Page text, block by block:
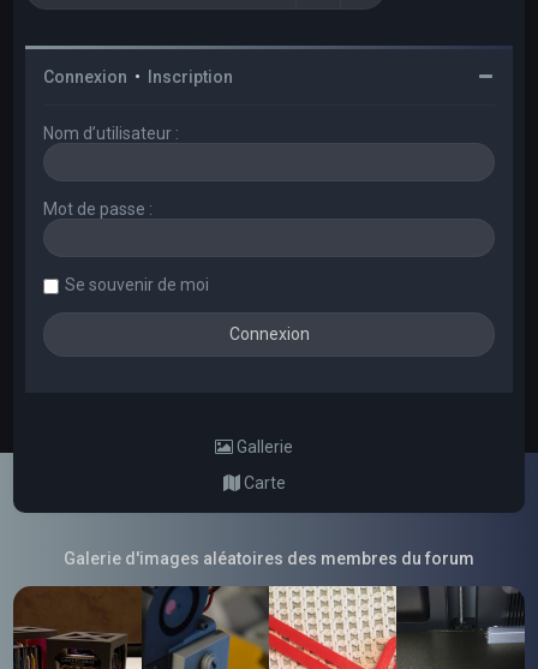
Connexion • Inscription
Nom d’utilisateur :
Mot de passe :
Se souvenir de moi
Gallerie
Carte
Galerie d'images aléatoires des membres du forum